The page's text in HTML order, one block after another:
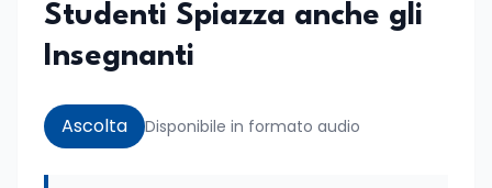
Studenti Spiazza anche gli
Insegnanti
Ascolta Disponibile in formato audio